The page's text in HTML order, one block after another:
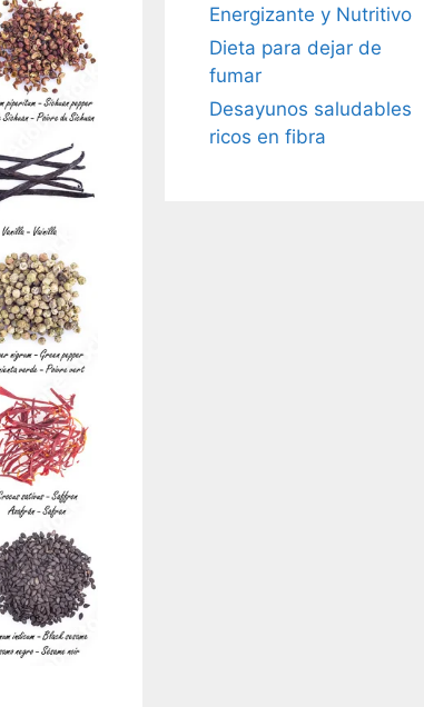
Energizante y Nutritivo
Dieta para dejar de
fumar
Desayunos saludables
ricos en fibra